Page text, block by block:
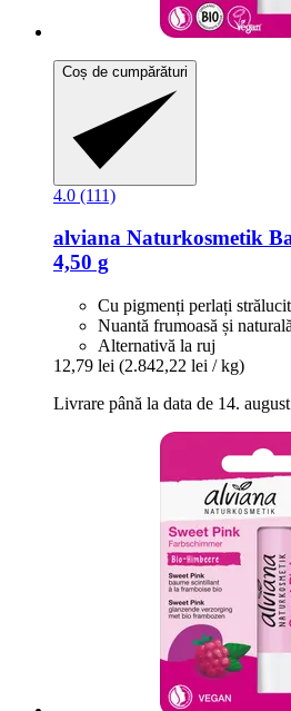
Coș de cumpărături
4.0 (111)
alviana Naturkosmetik
4,50 g
Cu pigmenți perlați
Nuantă frumoasă și naturală
Alternativă la ruj
12,79 lei (2.842,22 lei / kg)
Livrare până la data de 14. august